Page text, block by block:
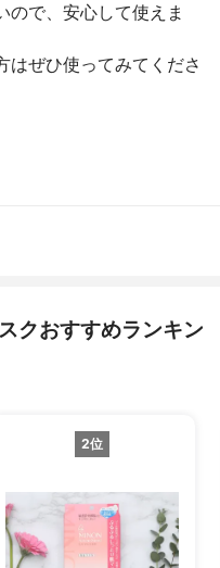
ので、安心して使えま
はぜひ使ってみてくださ
クおすすめランキン
2位